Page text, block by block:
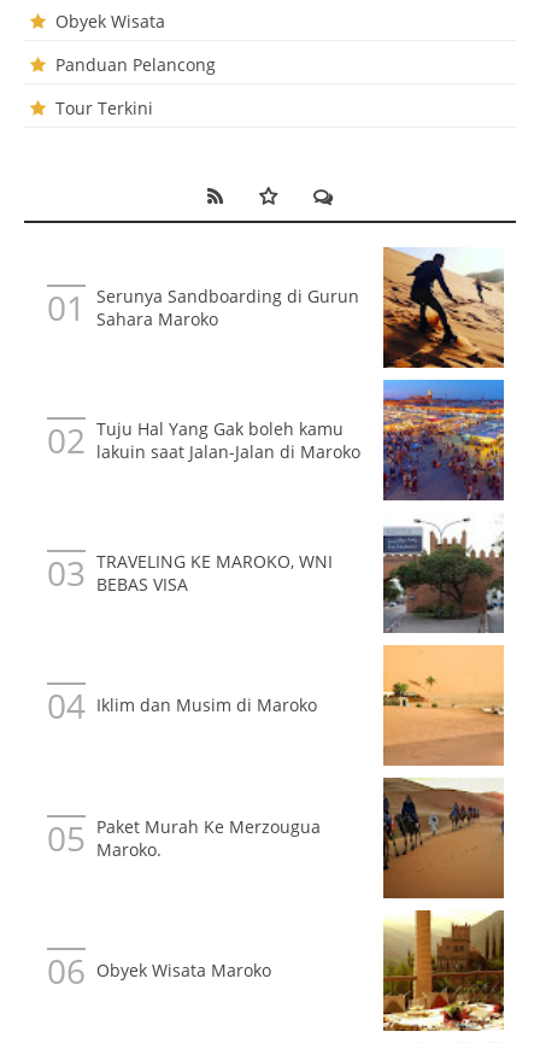
Obyek Wisata
Panduan Pelancong
Tour Terkini
Serunya Sandboarding di Gurun
Sahara Maroko
Tuju Hal Yang Gak boleh kamu
lakuin saat Jalan-Jalan di Maroko
TRAVELING KE MAROKO, WNI
BEBAS VISA
Iklim dan Musim di Maroko
Paket Murah Ke Merzougua
Maroko.
Obyek Wisata Maroko